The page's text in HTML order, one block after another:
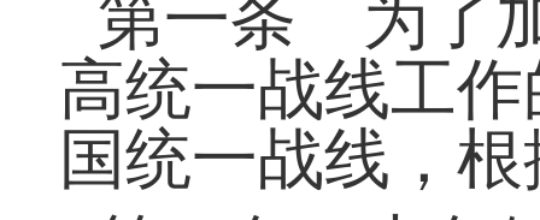
第一条 为了
高统一战线工
国统一战线，